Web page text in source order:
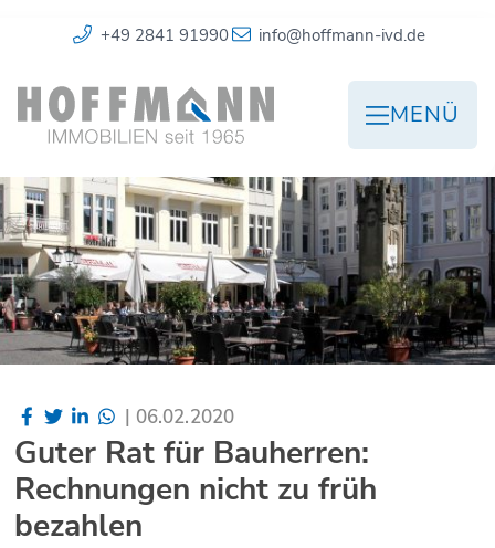
+49 2841 91990 info@hoffmann-ivd.de
MENÜ
| 06.02.2020
Guter Rat für Bauherren:
Rechnungen nicht zu früh
bezahlen